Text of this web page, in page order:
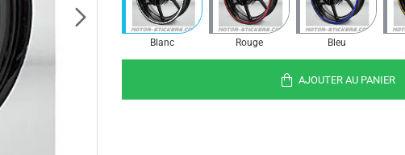
Blanc Rouge Bleu
AJOUTER AU PANIER